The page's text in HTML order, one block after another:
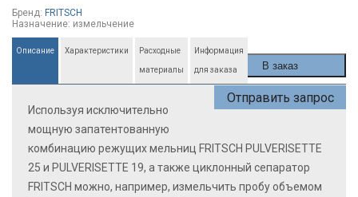
Бренд: FRITSCH
Назначение: измельчение
В заказ
Отправить запрос
Описание Характеристики Расходные
материалы
Информация
для заказа
Используя исключительно
мощную запатентованную
комбинацию режущих мельниц FRITSCH PULVERISETTE
25 и PULVERISETTE 19, а также циклонный сепаратор
FRITSCH можно, например, измельчить пробу объемом